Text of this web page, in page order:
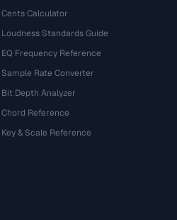
Cents Calculator
Loudness Standards Guide
EQ Frequency Reference
Sample Rate Converter
Bit Depth Analyzer
Chord Reference
Key & Scale Reference